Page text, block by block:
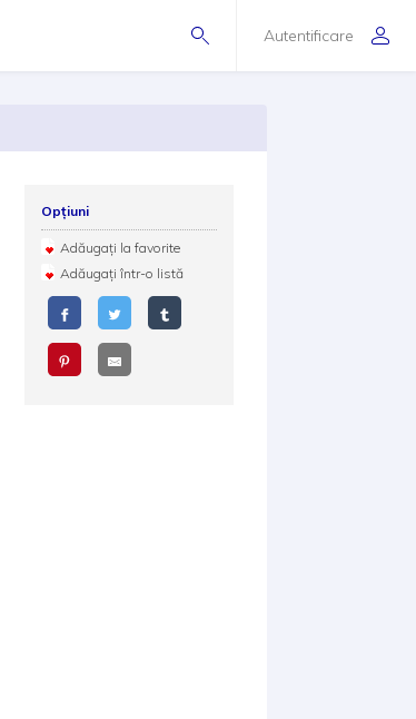
Autentificare
Opțiuni
Adăugați la favorite
Adăugați într-o listă